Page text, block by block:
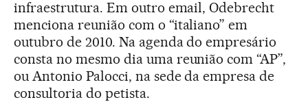
infraestrutura. Em outro email, Odebrecht
menciona reunião com o “italiano” em
outubro de 2010. Na agenda do empresário
consta no mesmo dia uma reunião com “AP”,
ou Antonio Palocci, na sede da empresa de
consultoria do petista.